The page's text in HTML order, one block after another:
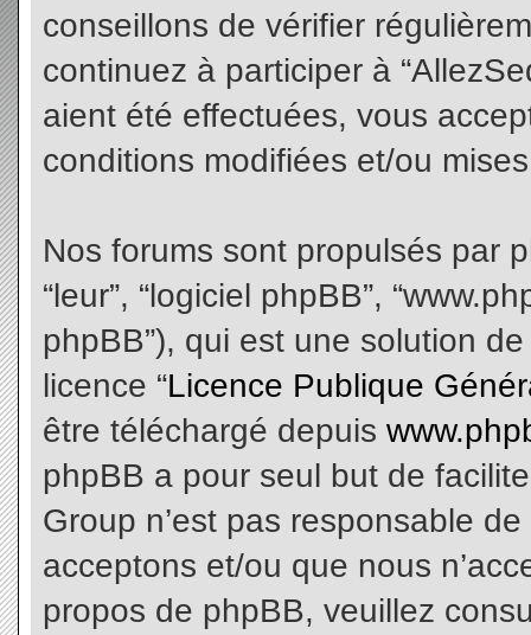
conseillons de vérifier
continuez à participer à
aient été effectuées, vous
conditions modifiées et/ou
Nos forums sont propulsés par
“leur”, “logiciel phpBB”,
phpBB”), qui est une solution
licence “Licence Publique
être téléchargé depuis
phpBB a pour seul but de
Group n’est pas responsable
acceptons et/ou que nous
propos de phpBB, veuillez